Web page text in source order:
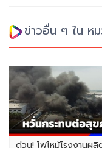
ข่าวอื่น ๆ ใน ห
ด่วน! ไฟไหม้โรงงานผ